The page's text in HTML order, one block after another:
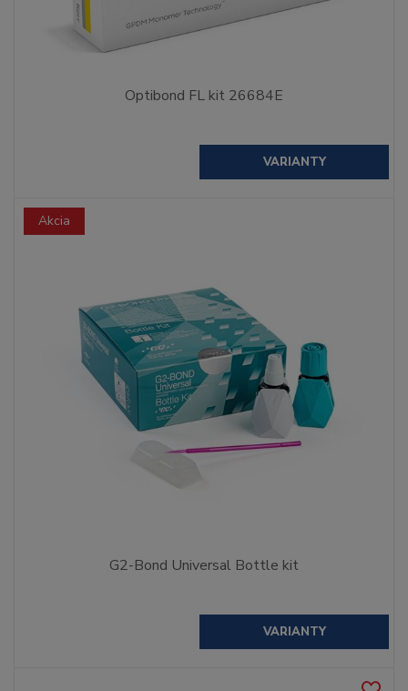
Optibond FL kit 26684E
VARIANTY
Akcia
G2-Bond Universal Bottle kit
VARIANTY